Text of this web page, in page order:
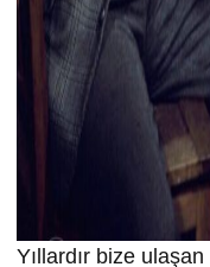
Yıllardır bize ulaşan